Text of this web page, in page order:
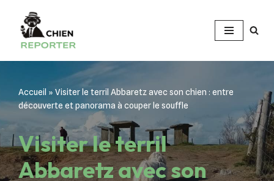
Aller
contenu
Accueil » Visiter le terril Abbaretz avec son chien : entre
découverte et panorama à couper le souffle
Visiter le terril
Abbaretz avec son